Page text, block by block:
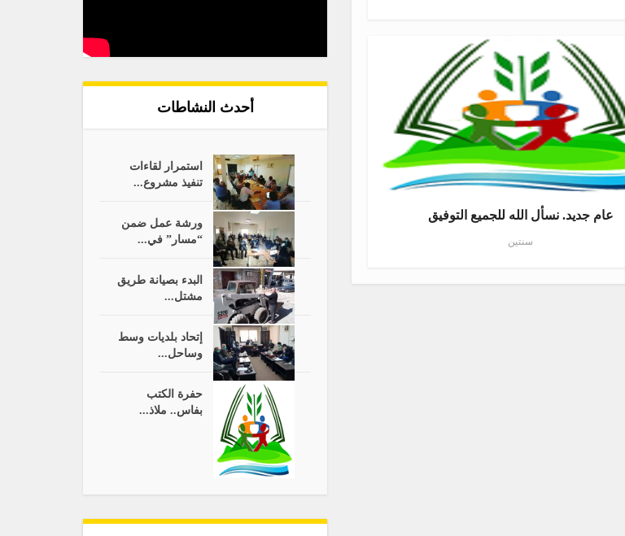
أحدث النشاطات
استمرار لقاءات
تنفيذ مشروع...
ورشة عمل ضمن
“مسار” في...
البدء بصيانة طريق
مشتل...
إتحاد بلديات وسط
وساحل...
حفرة الكتب
بفاس.. ملاذ...
عام جديد. نسأل الله للجميع التوفيق
سنتين